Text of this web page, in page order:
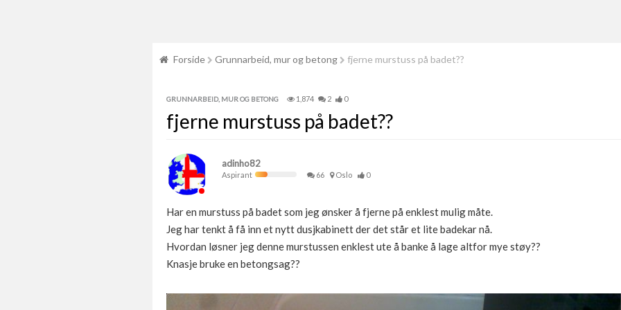
Forside Grunnarbeid, mur og betong fjerne murstuss på badet??
GRUNNARBEID, MUR OG BETONG 1,874 2 0
fjerne murstuss på badet??
adinho82
Aspirant 66 Oslo 0
Har en murstuss på badet som jeg ønsker å fjerne på enklest mulig måte.
Jeg har tenkt å få inn et nytt dusjkabinett der det står et lite badekar nå.
Hvordan løsner jeg denne murstussen enklest ute å banke å lage altfor mye støy??
Knasje bruke en betongsag??